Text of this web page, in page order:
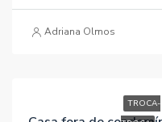
Adriana Olmos
TROCA-